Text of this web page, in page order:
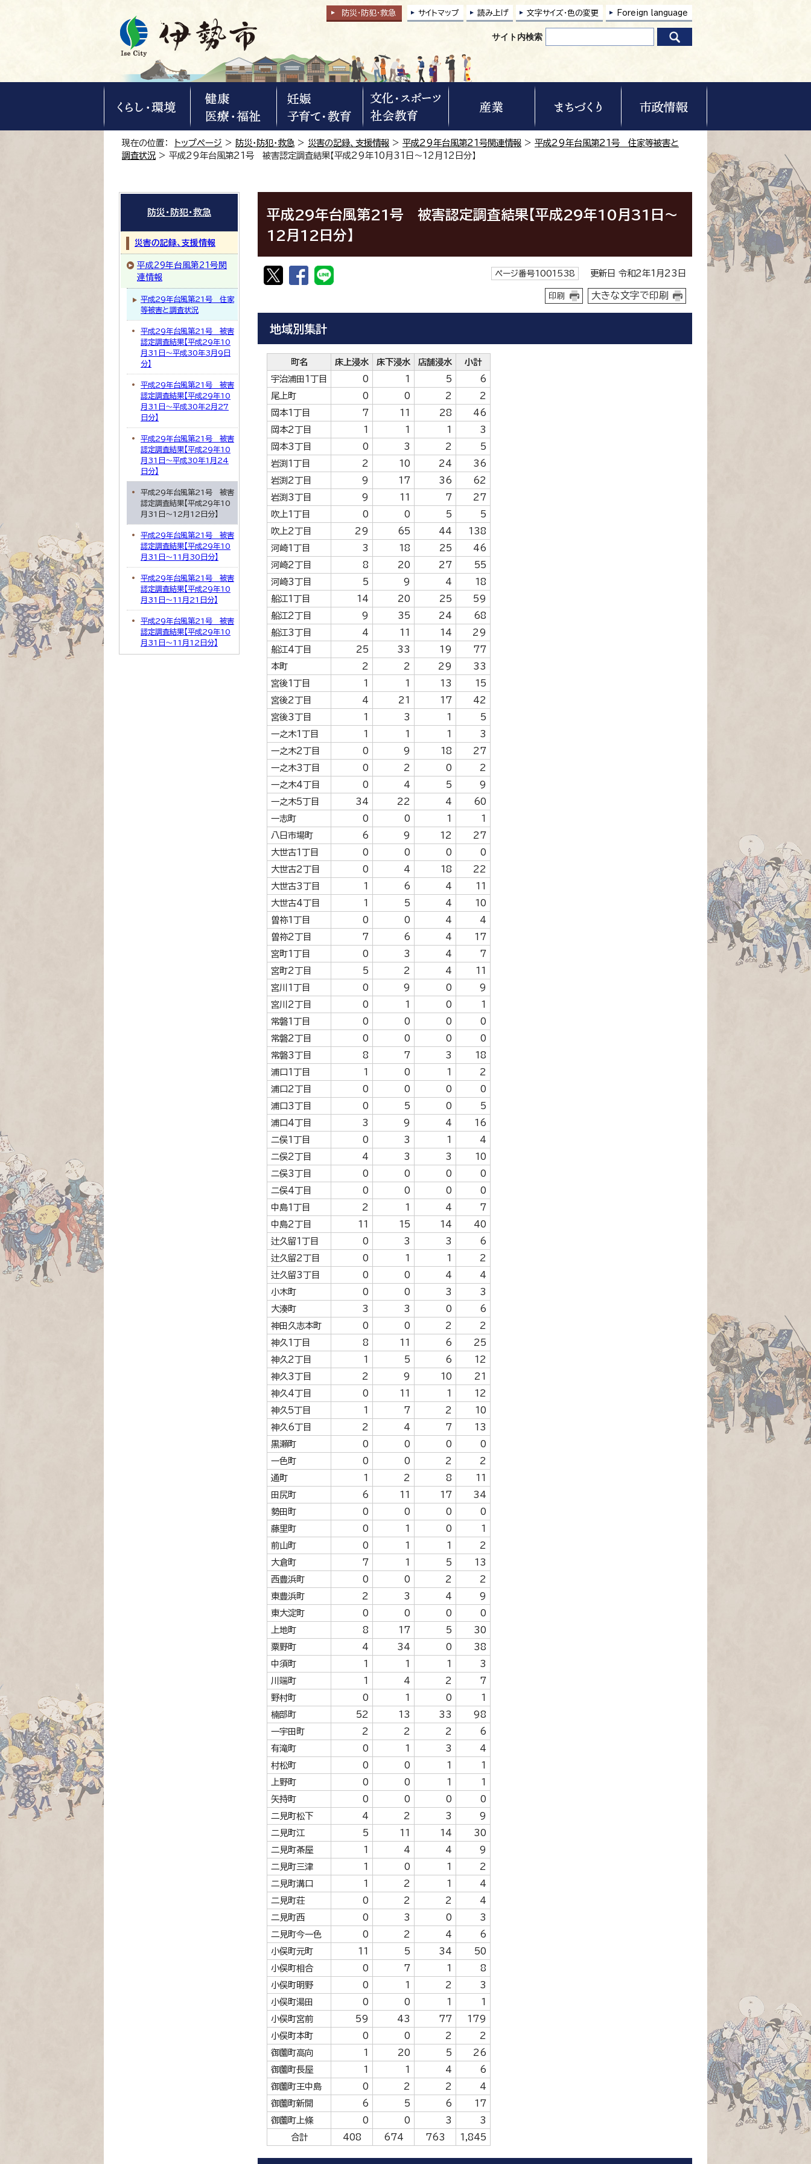
防災・防犯・救急 サイトマップ 読み上げ 文字サイズ・色の変更 Foreign language
サイト内検索
現在の位置： トップページ > 防災・防犯・救急 > 災害の記録、支援情報 > 平成29年台風第21号関連情報 > 平成29年台風第21号 住家等被害と
調査状況 > 平成29年台風第21号 被害認定調査結果【平成29年10月31日～12月12日分】
平成29年台風第21号 被害認定調査結果【平成29年10月31日～
12月12日分】
ページ番号1001538 更新日 令和2年1月23日
印刷 大きな文字で印刷
地域別集計
町名 床上浸水 床下浸水 店舗浸水
小計
宇治浦田1丁目
0 1 5
6
尾上町
0 0 2
2
岡本1丁目
7 11 28
46
岡本2丁目
1 1 1
3
岡本3丁目
0 3 2
5
岩渕1丁目
2 10 24
36
岩渕2丁目
9 17 36
62
岩渕3丁目
9 11 7
27
吹上1丁目
0 0 5
5
吹上2丁目
29 65 44
138
河崎1丁目
3 18 25
46
河崎2丁目
8 20 27
55
河崎3丁目
5 9 4
18
船江1丁目
14 20 25
59
船江2丁目
9 35 24
68
船江3丁目
4 11 14
29
船江4丁目
25 33 19
77
本町
2 2 29
33
宮後1丁目
1 1 13
15
宮後2丁目
4 21 17
42
宮後3丁目
1 3 1
5
一之木1丁目
1 1 1
3
一之木2丁目
0 9 18
27
一之木3丁目
0 2 0
2
一之木4丁目
0 4 5
9
一之木5丁目
34 22 4
60
一志町
0 0 1
1
八日市場町
6 9 12
27
大世古1丁目
0 0 0
0
大世古2丁目
0 4 18
22
大世古3丁目
1 6 4
11
大世古4丁目
1 5 4
10
曽祢1丁目
0 0 4
4
曽祢2丁目
7 6 4
17
宮町1丁目
0 3 4
7
宮町2丁目
5 2 4
11
宮川1丁目
0 9 0
9
宮川2丁目
0 1 0
1
常磐1丁目
0 0 0
0
常磐2丁目
0 0 0
0
常磐3丁目
8 7 3
18
浦口1丁目
1 0 1
2
浦口2丁目
0 0 0
0
浦口3丁目
0 5 0
5
浦口4丁目
3 9 4
16
二俣1丁目
0 3 1
4
二俣2丁目
4 3 3
10
二俣3丁目
0 0 0
0
二俣4丁目
0 0 0
0
中島1丁目
2 1 4
7
中島2丁目
11 15 14
40
辻久留1丁目
0 3 3
6
辻久留2丁目
0 1 1
2
辻久留3丁目
0 0 4
4
小木町
0 0 3
3
大湊町
3 3 0
6
神田久志本町
0 0 2
2
神久1丁目
8 11 6
25
神久2丁目
1 5 6
12
神久3丁目
2 9 10
21
神久4丁目
0 11 1
12
神久5丁目
1 7 2
10
神久6丁目
2 4 7
13
黒瀬町
0 0 0
0
一色町
0 0 2
2
通町
1 2 8
11
田尻町
6 11 17
34
勢田町
0 0 0
0
藤里町
0 1 0
1
前山町
0 1 1
2
大倉町
7 1 5
13
西豊浜町
0 0 2
2
東豊浜町
2 3 4
9
東大淀町
0 0 0
0
上地町
8 17 5
30
粟野町
4 34 0
38
中須町
1 1 1
3
川端町
1 4 2
7
野村町
0 1 0
1
楠部町
52 13 33
98
一宇田町
2 2 2
6
有滝町
0 1 3
4
村松町
0 0 1
1
上野町
0 0 1
1
矢持町
0 0 0
0
二見町松下
4 2 3
9
二見町江
5 11 14
30
二見町茶屋
1 4 4
9
二見町三津
1 0 1
2
二見町溝口
1 2 1
4
二見町荘
0 2 2
4
二見町西
0 3 0
3
二見町今一色
0 2 4
6
小俣町元町
11 5 34
50
小俣町相合
0 7 1
8
小俣町明野
0 1 2
3
小俣町湯田
0 0 1
1
小俣町宮前
59 43 77
179
小俣町本町
0 0 2
2
御薗町高向
1 20 5
26
御薗町長屋
1 1 4
6
御薗町王中島
0 2 2
4
御薗町新開
6 5 6
17
御薗町上條
0 0 3
3
合計
408 674 763 1,845
防災・防犯・救急
災害の記録、支援情報
平成29年台風第21号関
連情報
平成29年台風第21号 住家
等被害と調査状況
平成29年台風第21号 被害
認定調査結果【平成29年10
月31日～平成30年3月9日
分】
平成29年台風第21号 被害
認定調査結果【平成29年10
月31日～平成30年2月27
日分】
平成29年台風第21号 被害
認定調査結果【平成29年10
月31日～平成30年1月24
日分】
平成29年台風第21号 被害
認定調査結果【平成29年10
月31日～12月12日分】
平成29年台風第21号 被害
認定調査結果【平成29年10
月31日～11月30日分】
平成29年台風第21号 被害
認定調査結果【平成29年10
月31日～11月21日分】
平成29年台風第21号 被害
認定調査結果【平成29年10
月31日～11月12日分】